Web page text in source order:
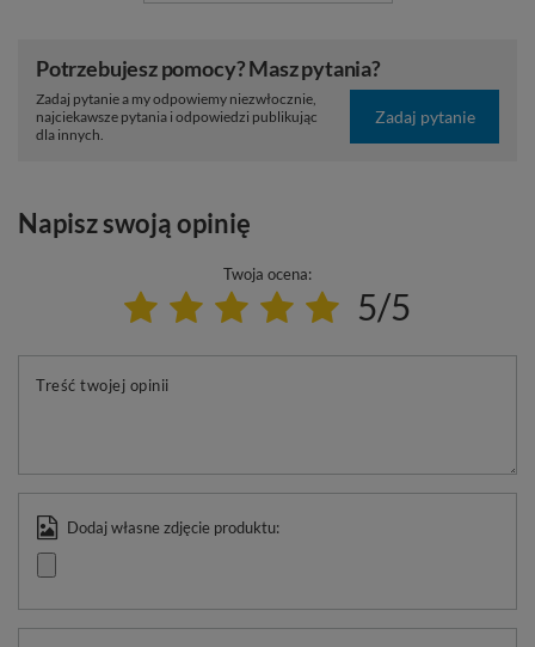
Potrzebujesz pomocy? Masz pytania?
Zadaj pytanie a my odpowiemy niezwłocznie,
najciekawsze pytania i odpowiedzi publikując
dla innych.
Zadaj pytanie
Napisz swoją opinię
Twoja ocena:
5/5
Treść twojej opinii
Dodaj własne zdjęcie produktu: